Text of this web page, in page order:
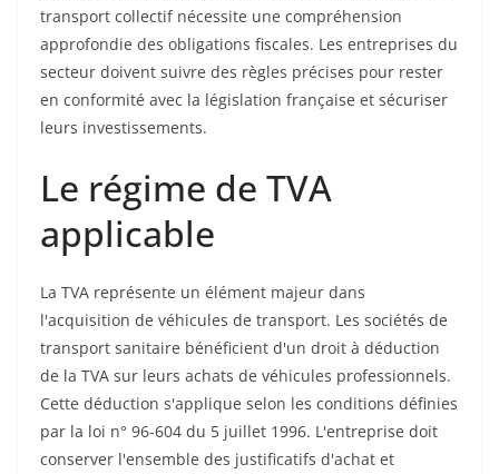
transport collectif nécessite une compréhension
approfondie des obligations fiscales. Les entreprises du
secteur doivent suivre des règles précises pour rester
en conformité avec la législation française et sécuriser
leurs investissements.
Le régime de TVA
applicable
La TVA représente un élément majeur dans
l'acquisition de véhicules de transport. Les sociétés de
transport sanitaire bénéficient d'un droit à déduction
de la TVA sur leurs achats de véhicules professionnels.
Cette déduction s'applique selon les conditions définies
par la loi n° 96-604 du 5 juillet 1996. L'entreprise doit
conserver l'ensemble des justificatifs d'achat et